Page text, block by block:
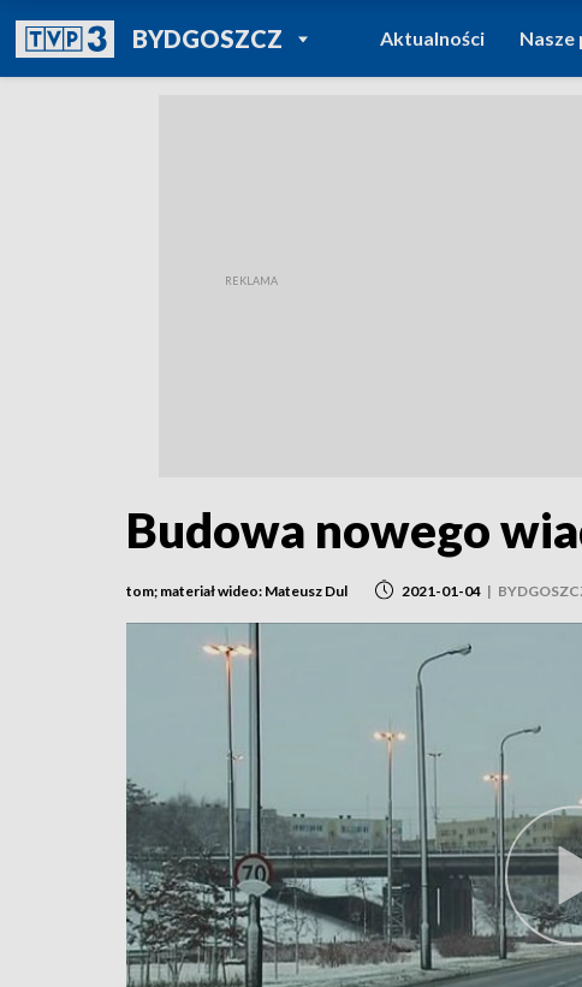
BYDGOSZCZPOWRÓT DO
TVP REGIONY
Aktualności
Budowa nowego
tom; materiał wideo: Mateusz Dul 2021-01-04 |